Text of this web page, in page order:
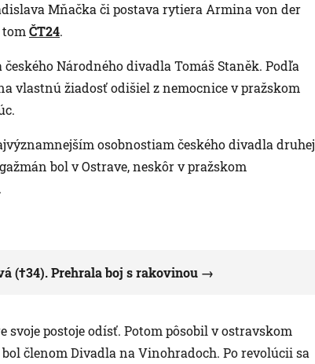
Mňačka či postava rytiera Armina von der
tomČT24.
Národného divadla Tomáš Staněk. Podľa
vlastnú žiadosť odišiel z nemocnice v pražskom
osobnostiam českého divadla druhej
bol v Ostrave, neskôr v pražskom
(†34). Prehrala boj s rakovinou
svoje postoje odísť. Potom pôsobil v ostravskom
členom Divadla na Vinohradoch. Po revolúcii sa